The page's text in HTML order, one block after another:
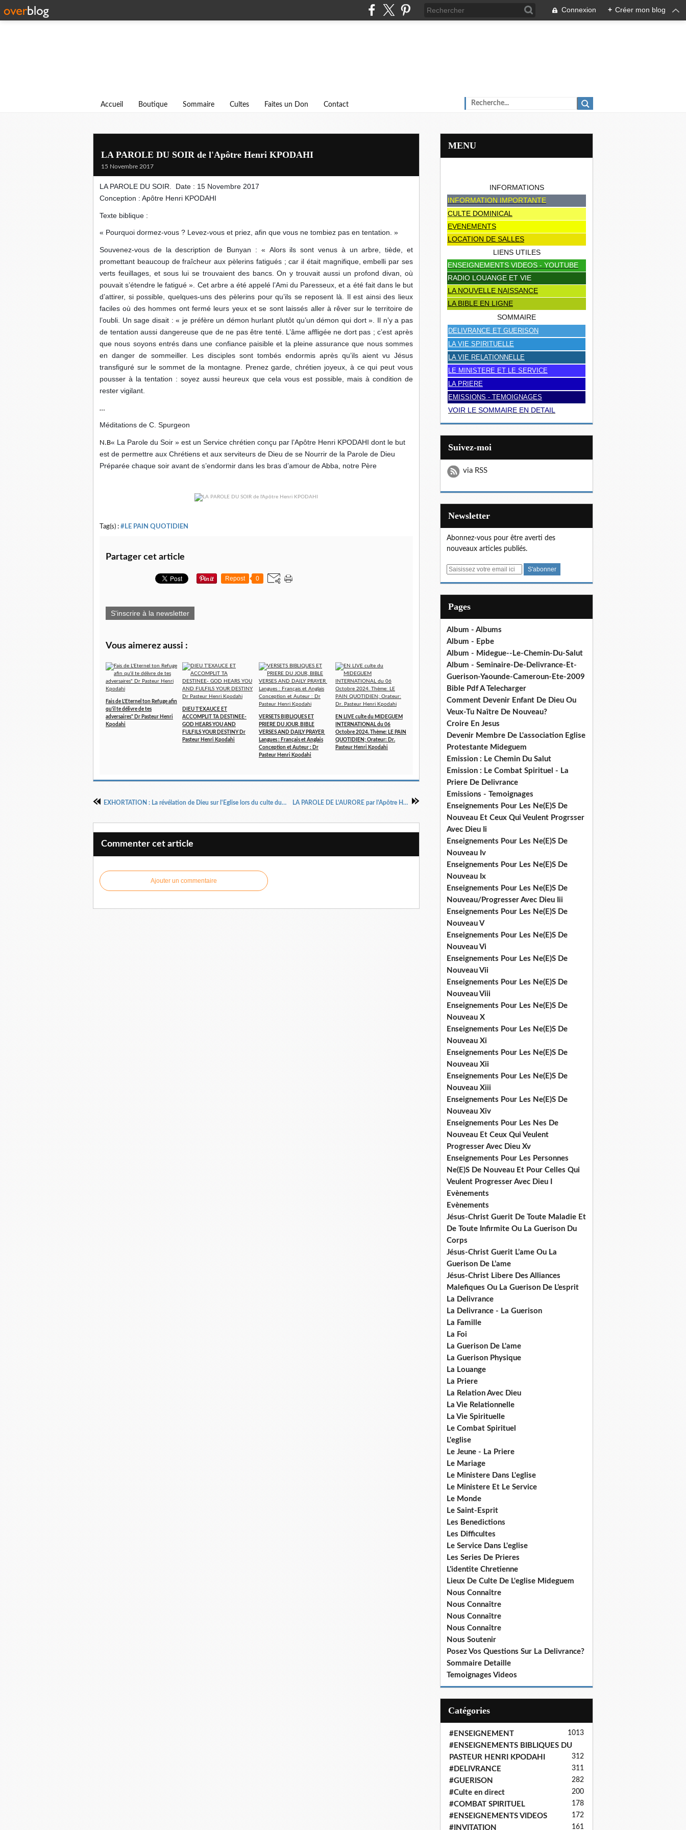
Connexion + Créer mon blog
Accueil Boutique Sommaire Cultes Faites un Don Contact
LA PAROLE DU SOIR de l'Apôtre Henri KPODAHI
15 Novembre 2017
LA PAROLE DU SOIR. Date : 15 Novembre 2017
Conception : Apôtre Henri KPODAHI
Texte biblique :
« Pourquoi dormez-vous ? Levez-vous et priez, afin que vous ne tombiez pas en tentation. »
Souvenez-vous de la description de Bunyan : « Alors ils sont venus à un arbre, tiède, et
promettant beaucoup de fraîcheur aux pèlerins fatigués ; car il était magnifique, embelli par ses
verts feuillages, et sous lui se trouvaient des bancs. On y trouvait aussi un profond divan, où
pouvait s’étendre le fatigué ». Cet arbre a été appelé l’Ami du Paresseux, et a été fait dans le but
d’attirer, si possible, quelques-uns des pèlerins pour qu’ils se reposent là. Il est ainsi des lieux
faciles où des hommes ont fermé leurs yeux et se sont laissés aller à rêver sur le territoire de
l’oubli. Un sage disait : « je préfère un démon hurlant plutôt qu’un démon qui dort ». Il n’y a pas
de tentation aussi dangereuse que de ne pas être tenté. L’âme affligée ne dort pas ; c’est après
que nous soyons entrés dans une confiance paisible et la pleine assurance que nous sommes
en danger de sommeiller. Les disciples sont tombés endormis après qu’ils aient vu Jésus
transfiguré sur le sommet de la montagne. Prenez garde, chrétien joyeux, à ce qui peut vous
pousser à la tentation : soyez aussi heureux que cela vous est possible, mais à condition de
rester vigilant.
…
Méditations de C. Spurgeon
N.B« La Parole du Soir » est un Service chrétien conçu par l’Apôtre Henri KPODAHI dont le but
est de permettre aux Chrétiens et aux serviteurs de Dieu de se Nourrir de la Parole de Dieu
Préparée chaque soir avant de s’endormir dans les bras d’amour de Abba, notre Père
Tag(s) : #LE PAIN QUOTIDIEN
Partager cet article
Repost 0
S'inscrire à la newsletter
Vous aimerez aussi :
Fais de L'Eternel ton Refuge afin
qu'il te délivre de tes
adversaires" Dr Pasteur Henri
Kpodahi
DIEU T’EXAUCE ET
ACCOMPLIT TA DESTINEE-
GOD HEARS YOU AND
FULFILS YOUR DESTINY Dr
Pasteur Henri Kpodahi
VERSETS BIBLIQUES ET
PRIERE DU JOUR, BIBLE
VERSES AND DAILY PRAYER
Langues : Français et Anglais
Conception et Auteur : Dr
Pasteur Henri Kpodahi
EN LIVE culte du MIDEGUEM
INTERNATIONAL du 06
Octobre 2024. Thème: LE PAIN
QUOTIDIEN; Orateur: Dr.
Pasteur Henri Kpodahi
EXHORTATION : La révélation de Dieu sur l'Eglise lors du culte du 5 novembre 2017 LA PAROLE DE L'AURORE par l'Apôtre Henri Kpodahi
Commenter cet article
Ajouter un commentaire
MENU
INFORMATIONS
INFORMATION IMPORTANTE
CULTE DOMINICAL
EVENEMENTS
LOCATION DE SALLES
LIENS UTILES
ENSEIGNEMENTS VIDEOS - YOUTUBE
RADIO LOUANGE ET VIE
LA NOUVELLE NAISSANCE
LA BIBLE EN LIGNE
SOMMAIRE
DELIVRANCE ET GUERISON
LA VIE SPIRITUELLE
LA VIE RELATIONNELLE
LE MINISTERE ET LE SERVICE
LA PRIERE
EMISSIONS - TEMOIGNAGES
VOIR LE SOMMAIRE EN DETAIL
Suivez-moi
via RSS
Newsletter
Abonnez-vous pour être averti des
nouveaux articles publiés.
E
Pages
Album - Albums
Album - Epbe
Album - Midegue--Le-Chemin-Du-Salut
Album - Seminaire-De-Delivrance-Et-
Guerison-Yaounde-Cameroun-Ete-2009
Bible Pdf A Telecharger
Comment Devenir Enfant De Dieu Ou
Veux-Tu Naître De Nouveau?
Croire En Jesus
Devenir Membre De L'association Eglise
Protestante Mideguem
Emission : Le Chemin Du Salut
Emission : Le Combat Spirituel - La
Priere De Delivrance
Emissions - Temoignages
Enseignements Pour Les Ne(E)S De
Nouveau Et Ceux Qui Veulent Progrsser
Avec Dieu Ii
Enseignements Pour Les Ne(E)S De
Nouveau Iv
Enseignements Pour Les Ne(E)S De
Nouveau Ix
Enseignements Pour Les Ne(E)S De
Nouveau/Progresser Avec Dieu Iii
Enseignements Pour Les Ne(E)S De
Nouveau V
Enseignements Pour Les Ne(E)S De
Nouveau Vi
Enseignements Pour Les Ne(E)S De
Nouveau Vii
Enseignements Pour Les Ne(E)S De
Nouveau Viii
Enseignements Pour Les Ne(E)S De
Nouveau X
Enseignements Pour Les Ne(E)S De
Nouveau Xi
Enseignements Pour Les Ne(E)S De
Nouveau Xii
Enseignements Pour Les Ne(E)S De
Nouveau Xiii
Enseignements Pour Les Ne(E)S De
Nouveau Xiv
Enseignements Pour Les Nes De
Nouveau Et Ceux Qui Veulent
Progresser Avec Dieu Xv
Enseignements Pour Les Personnes
Ne(E)S De Nouveau Et Pour Celles Qui
Veulent Progresser Avec Dieu I
Evènements
Evènements
Jésus-Christ Guerit De Toute Maladie Et
De Toute Infirmite Ou La Guerison Du
Corps
Jésus-Christ Guerit L’ame Ou La
Guerison De L’ame
Jésus-Christ Libere Des Alliances
Malefiques Ou La Guerison De L’esprit
La Delivrance
La Delivrance - La Guerison
La Famille
La Foi
La Guerison De L'ame
La Guerison Physique
La Louange
La Priere
La Relation Avec Dieu
La Vie Relationnelle
La Vie Spirituelle
Le Combat Spirituel
L'eglise
Le Jeune - La Priere
Le Mariage
Le Ministere Dans L'eglise
Le Ministere Et Le Service
Le Monde
Le Saint-Esprit
Les Benedictions
Les Difficultes
Le Service Dans L'eglise
Les Series De Prieres
L'identite Chretienne
Lieux De Culte De L'eglise Mideguem
Nous Connaître
Nous Connaître
Nous Connaître
Nous Connaître
Nous Soutenir
Posez Vos Questions Sur La Delivrance?
Sommaire Detaille
Temoignages Videos
Catégories
#ENSEIGNEMENT 1013
#ENSEIGNEMENTS BIBLIQUES DU
PASTEUR HENRI KPODAHI
312
#DELIVRANCE 311
#GUERISON 282
#Culte en direct 200
#COMBAT SPIRITUEL 178
#ENSEIGNEMENTS VIDEOS 172
#INVITATION 161